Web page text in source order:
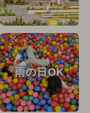
雨の日OK